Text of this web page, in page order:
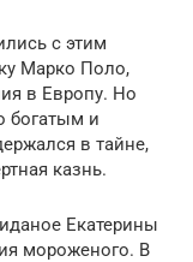
с этим
Марко Поло,
в Европу. Но
богатым и
в тайне,
казнь.
Екатерины
мороженого. В